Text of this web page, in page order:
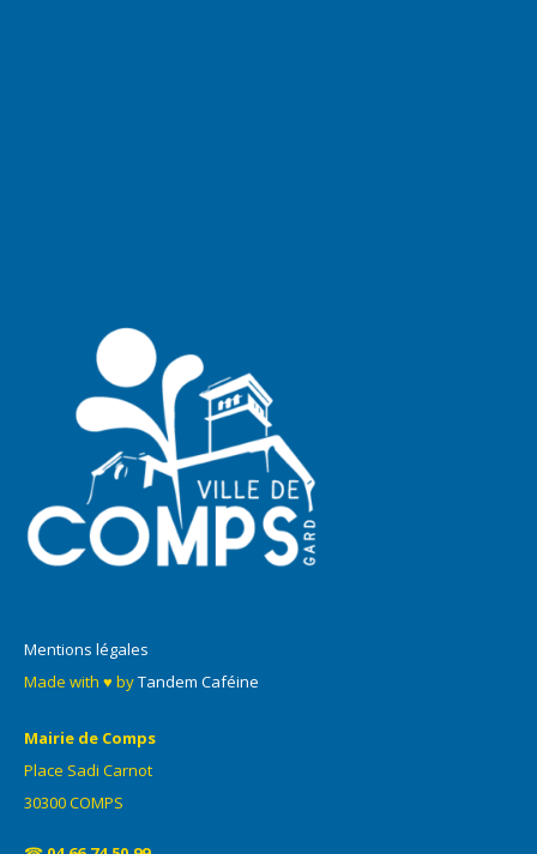
Mentions légales
Made with ♥ byTandem Caféine
Mairie de Comps
Place Sadi Carnot
30300 COMPS